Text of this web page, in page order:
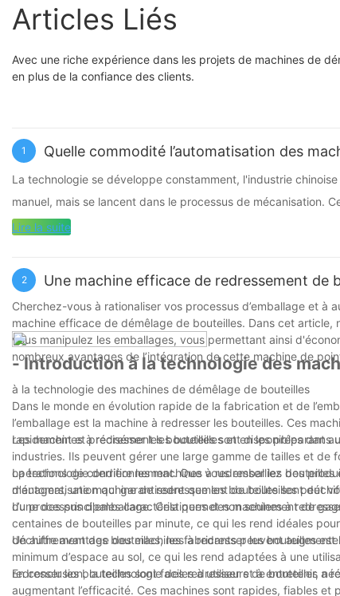
Articles Liés
Avec une riche expérience dans les projets de machines de
en plus de la confiance des clients.
1 Quelle commodité l’automatisation des
La technologie se développe constamment, l'industrie
manuel, mais se lancent dans le processus de mécanisation.
se sont développées et ont compté sur leurs propres forces
L’émergence de la machine de remplissage automatique a
automatisation complète augmente non seulement la vitesse
machine de remplissage automatique est la recherche de la
main-d'œuvre, mais aussi dans l'emballage permet
bénéfices à notre usine.
production de masse de produits, réduit ainsi le coût de
l'entreprise peut également utiliser cet argent pour investir
d'automatisation, de sorte que nous avons beaucoup de
une chose à deux coups, mais aussi de ressentir le progrès
Lire la suite
2 Une machine efficace de redressement de
Cherchez-vous à rationaliser vos processus d’emballage et
machine efficace de démêlage de bouteilles. Dans cet
vous manipulez les emballages, vous permettant ainsi
nombreux avantages de l’intégration de cette machine de
- Introduction à la technologie des
à la technologie des machines de démêlage de bouteilles
Dans le monde en évolution rapide de la fabrication et de
l’emballage est la machine à redresser les bouteilles. Ces
rapidement et précisément les bouteilles et en les préparant
Les machines à redresser les bouteilles sont disponibles
industries. Ils peuvent gérer une large gamme de tailles et
opérations de conditionnement. Que vous emballiez des
ménagers, une machine de redressement de bouteilles peut
La technologie derrière les machines à redresser les
d'automatisation qui garantissent que les bouteilles sont
du processus d'emballage. Cela permet non seulement de
L’une des principales caractéristiques des machines à
centaines de bouteilles par minute, ce qui les rend idéales
déchiffrement des bouteilles, les fabricants peuvent
Un autre avantage des machines à redresser les bouteilles
minimum d’espace au sol, ce qui les rend adaptées à une
redresser les bouteilles sont faciles à utiliser et à entretenir,
En conclusion, la technologie des redresseurs de bouteilles a
augmentant l’efficacité. Ces machines sont rapides, fiables